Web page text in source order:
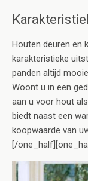
Houten deuren en
karakteristieke
panden altijd
Woont u in een
aan u voor hout
biedt naast een
koopwaarde van
[/